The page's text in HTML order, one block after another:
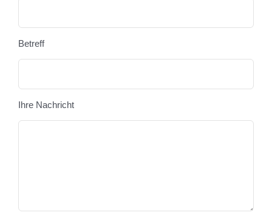
Betreff
Ihre Nachricht